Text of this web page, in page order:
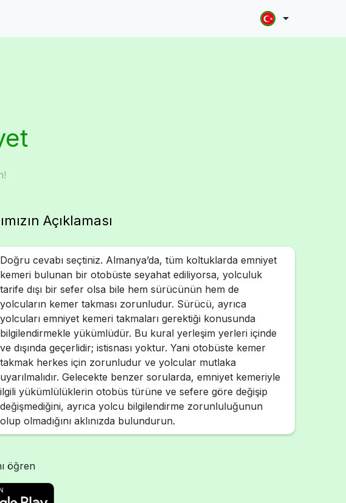
Açıklaması
Doğru cevabı seçtiniz. Almanya’da, tüm koltuklarda emniyet
kemeri bulunan bir otobüste seyahat ediliyorsa, yolculuk
tarife dışı bir sefer olsa bile hem sürücünün hem de
yolcuların kemer takması zorunludur. Sürücü, ayrıca
yolcuları emniyet kemeri takmaları gerektiği konusunda
bilgilendirmekle yükümlüdür. Bu kural yerleşim yerleri içinde
ve dışında geçerlidir; istisnası yoktur. Yani otobüste kemer
takmak herkes için zorunludur ve yolcular mutlaka
uyarılmalıdır. Gelecekte benzer sorularda, emniyet kemeriyle
ilgili yükümlülüklerin otobüs türüne ve sefere göre değişip
değişmediğini, ayrıca yolcu bilgilendirme zorunluluğunun
olup olmadığını aklınızda bulundurun.
öğren